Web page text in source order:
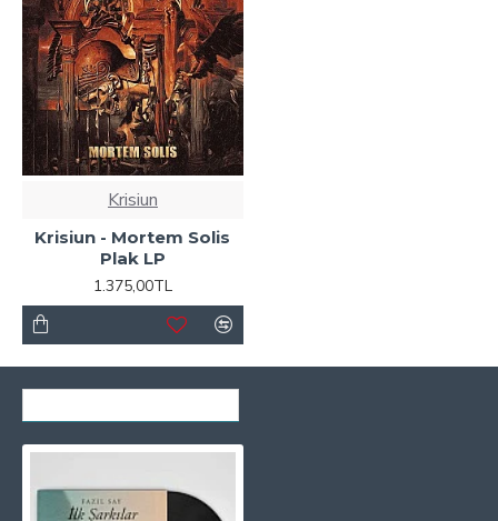
Krisiun
Krisiun - Mortem Solis
Plak LP
1.375,00TL